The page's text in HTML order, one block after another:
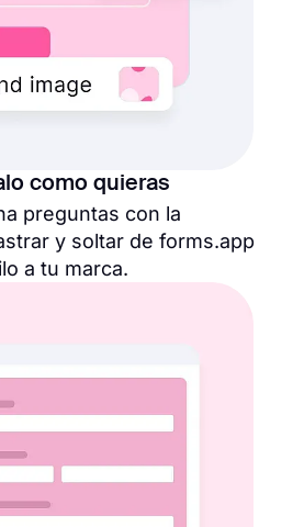
como quieras
preguntas con la
y soltar de forms.app
a tu marca.